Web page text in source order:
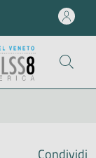
Condividi